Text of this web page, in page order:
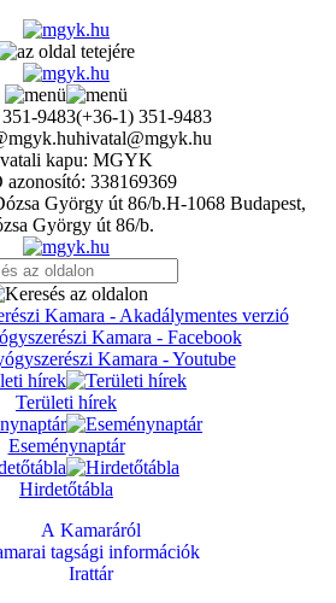
(+36-1) 351-9483
hivatal@mgyk.hu
kapu: MGYK
338169369
H-1068 Budapest,
György út 86/b.
Területi hírek
Eseménynaptár
Hirdetőtábla
A Kamaráról
tagsági információk
Irattár